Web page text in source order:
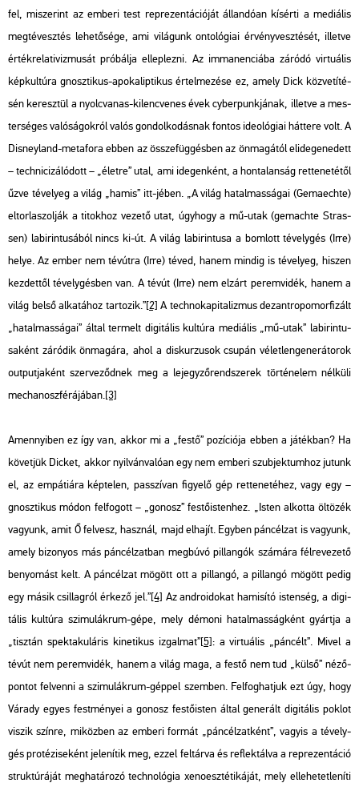
fel, mi­sze­rint az em­be­ri test rep­re­zen­tá­ci­ó­ját ál­lan­dó­an kí­sér­ti a me­di­á­lis
meg­té­vesz­tés le­he­tő­sé­ge, ami vi­lá­gunk on­to­ló­gi­ai ér­vény­vesz­té­sét, il­let­ve
ér­ték­re­la­ti­viz­mu­sát pró­bál­ja el­lep­lez­ni. Az im­ma­nen­ci­á­ba zá­ró­dó vir­tu­á­lis
kép­kul­tú­ragnosz­ti­kus-apo­ka­lip­ti­kus ér­tel­me­zé­se ez, amely Dick köz­ve­tí­té­
sén ke­resz­tül a nyolc­va­nas-ki­lenc­ve­nes évek cy­ber­punk­já­nak, il­let­ve a mes­
ter­sé­ges va­ló­sá­gok­ról valós gon­dol­ko­dás­nak fon­tos ideo­ló­gi­ai hát­te­re volt. A
Dis­ney­land-me­ta­fo­ra ebben az össze­füg­gés­ben az ön­ma­gá­tól el­ide­ge­ne­dett
– tech­ni­ci­zá­ló­dott – „élet­re” utal, ami ide­gen­ként, a hon­ta­lan­ság ret­te­ne­té­től
űzve té­ve­lyeg a világ „hamis” itt-jében. „A világ ha­tal­mas­sá­gai (Ge­ma­ech­te)
el­tor­la­szol­ják a ti­tok­hoz ve­ze­tő utat, úgy­hogy a mű-utak (ge­mach­te Stras­
sen) la­bi­rin­tu­sá­ból nincs ki-út. A világ la­bi­rin­tu­sa a bom­lott té­vely­gés (Irre)
helye. Az ember nem tév­út­ra (Irre) téved, hanem min­dig is té­ve­lyeg, hi­szen
kez­det­től té­vely­gés­ben van. A tévút (Irre) nem el­zárt pe­rem­vi­dék, hanem a
világ belső al­ka­tá­hoz tar­to­zik.”[2] A tech­no­ka­pi­ta­liz­mus dez­ant­ro­po­mor­fi­zált
„ha­tal­mas­sá­gai” által ter­melt di­gi­tá­lis kul­tú­ra me­di­á­lis „mű-utak” la­bi­rin­tu­
sa­ként zá­ró­dik ön­ma­gá­ra, ahol a dis­kur­zu­sok csu­pán vé­let­len­ge­ne­rá­to­rok
out­put­ja­ként szer­ve­ződ­nek meg a le­jegy­ző­rend­sze­rek tör­té­ne­lem nél­kü­li
me­cha­no­szfé­rá­já­ban.[3]
Amennyi­ben ez így van, akkor mi a „festő” po­zí­ci­ó­ja ebben a já­ték­ban? Ha
kö­vet­jük Di­cket, akkor nyil­ván­va­ló­an egy nem em­be­ri szub­jek­tum­hoz ju­tunk
el, az em­pá­ti­á­ra kép­te­len, passzí­van fi­gye­lő gép ret­te­ne­té­hez, vagy egy –
gnosz­ti­kus módon fel­fo­gott – „go­nosz” fes­tő­is­ten­hez. „Isten al­kot­ta öl­tö­zék
va­gyunk, amit Ő fel­vesz, hasz­nál, majd el­ha­jít. Egy­ben pán­cél­zat is va­gyunk,
amely bi­zo­nyos más pán­cél­zat­ban meg­bú­vó pil­lan­gók szá­má­ra fél­re­ve­ze­tő
be­nyo­mást kelt. A pán­cél­zat mö­gött ott a pil­lan­gó, a pil­lan­gó mö­gött pedig
egy másik csil­lag­ról ér­ke­ző jel.”[4] Az and­ro­i­do­kat ha­mi­sí­tó is­ten­ség, a di­gi­
tá­lis kul­tú­ra szi­mu­lák­rum-gépe, mely dé­mo­ni ha­tal­mas­ság­ként gyárt­ja a
„tisz­tán spek­ta­ku­lá­ris ki­ne­ti­kus iz­gal­mat”[5]: a vir­tu­á­lis „pán­célt”. Mivel a
tévút nem pe­rem­vi­dék, hanem a világ maga, a festő nem tud „külső” né­ző­
pon­tot fel­ven­ni a szi­mu­lák­rum-gép­pel szem­ben. Fel­fog­hat­juk ezt úgy, hogy
Vá­rady egyes fest­mé­nyei a go­nosz fes­tő­is­ten által ge­ne­rált di­gi­tá­lis pok­lot
vi­szik szín­re, mi­köz­ben az em­be­ri for­mát „pán­cél­zat­ként”, vagy­is a té­vely­
gés pro­té­zi­se­ként je­le­ní­tik meg, ezzel fel­tár­va és ref­lek­tál­va a rep­re­zen­tá­ció
struk­tú­rá­ját meg­ha­tá­ro­zó tech­no­ló­gia xe­no­esz­té­ti­ká­ját, mely el­le­he­tet­le­ní­ti